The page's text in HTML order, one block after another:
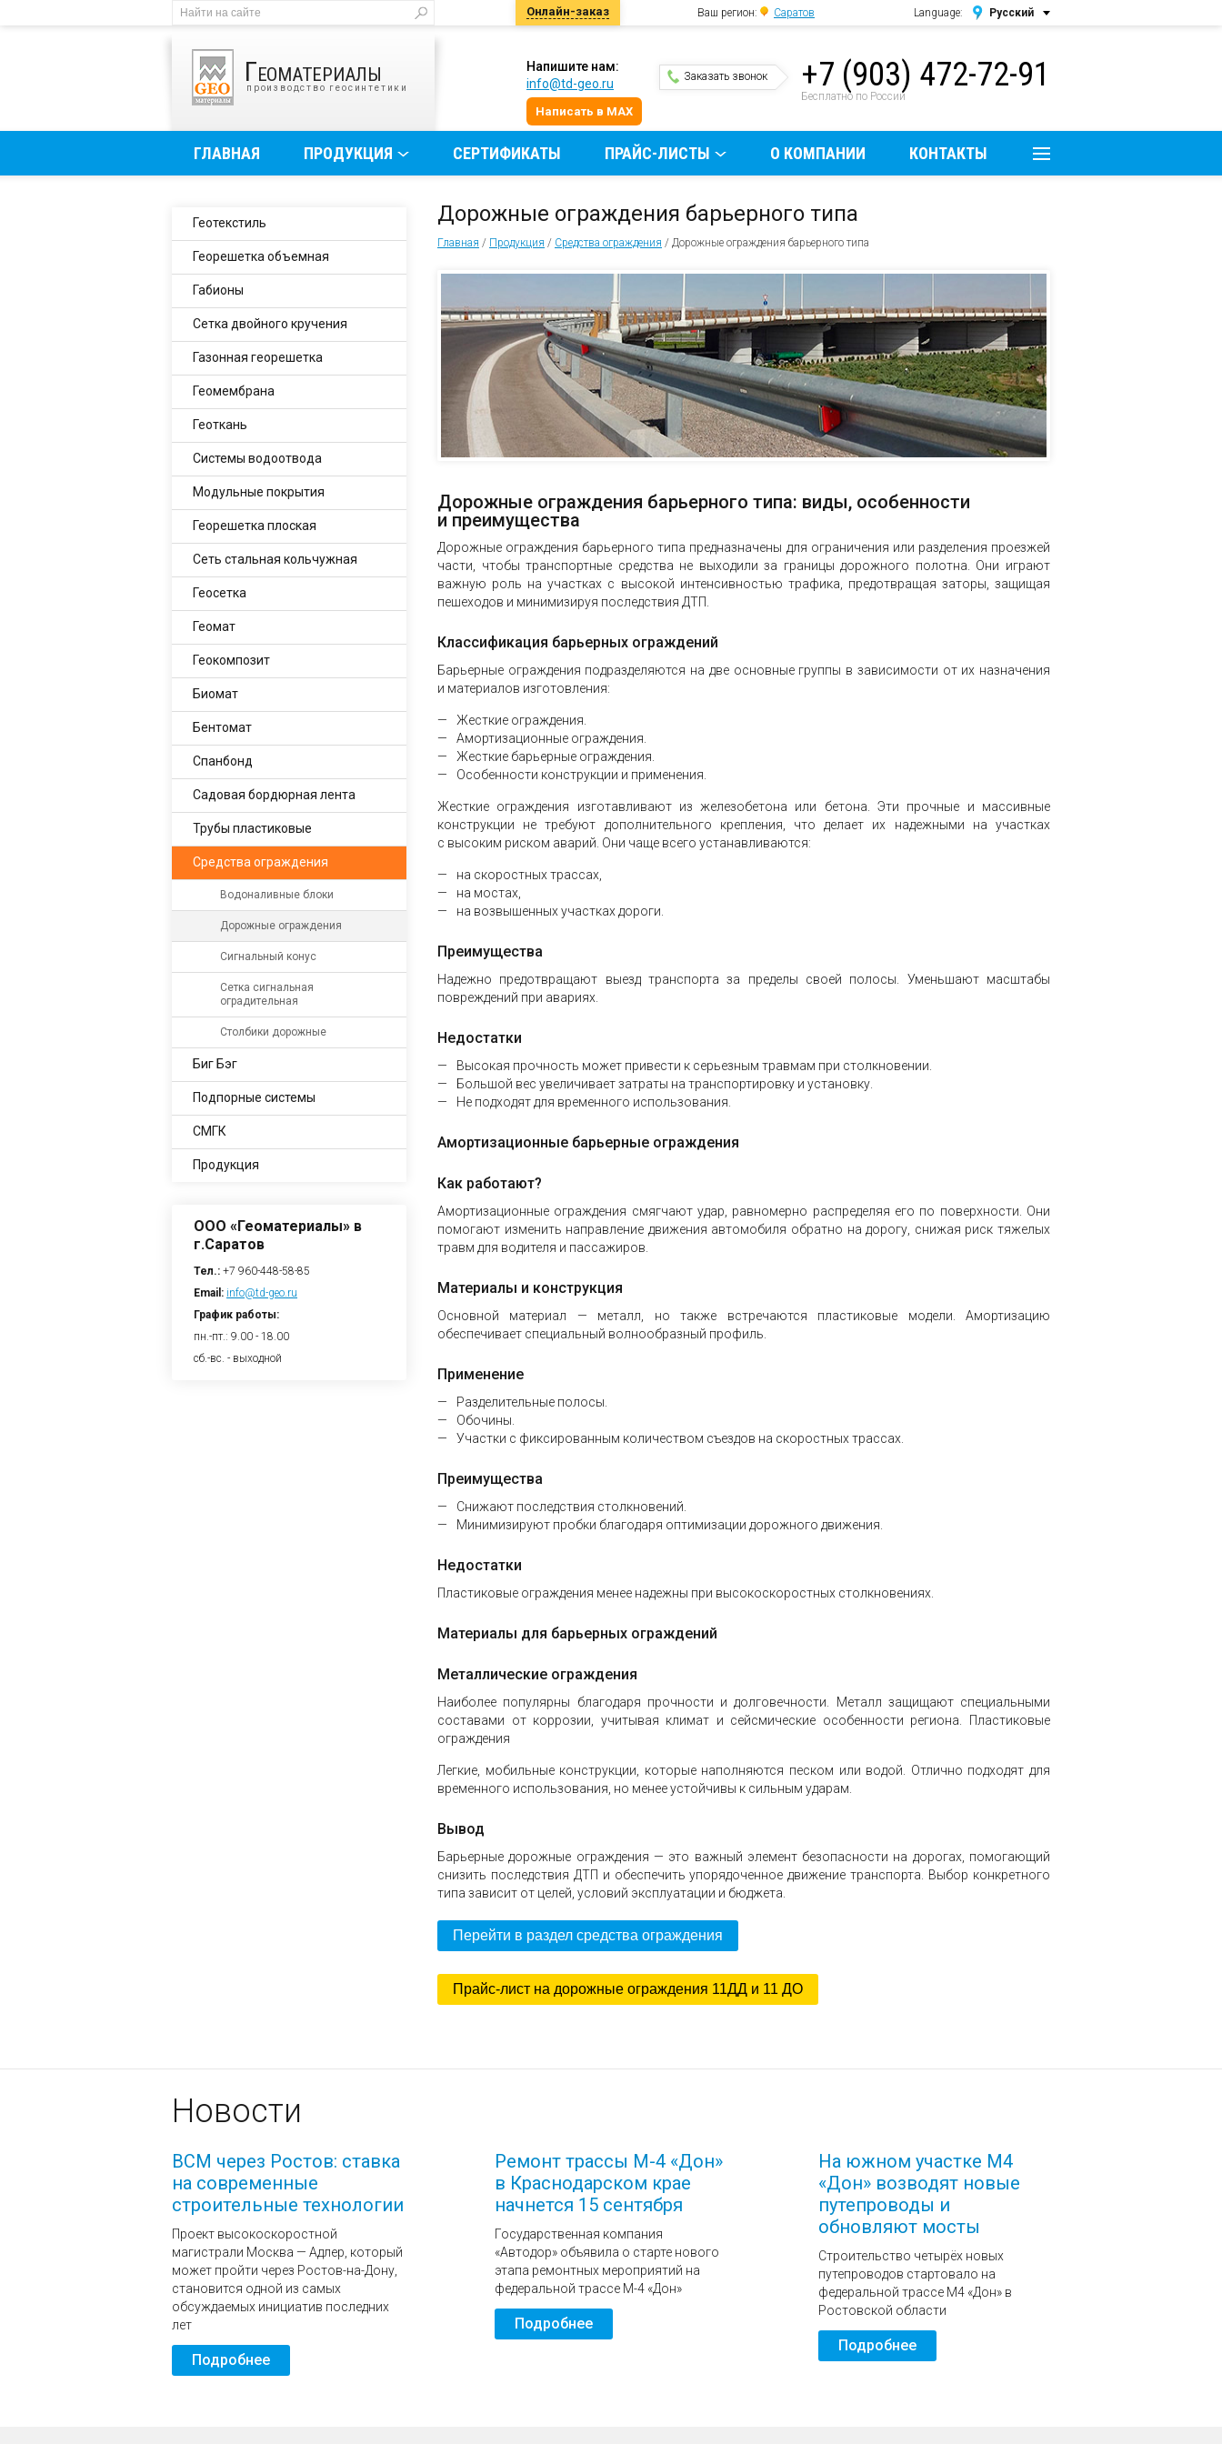
Онлайн-заказ Ваш регион: Саратов Language: Русский
English
+7 (903) 472-72-91
Бесплатно по России
Заказать звонок
Напишите нам:
info@td-geo.ru
Написать в MAX
Геоматериалы
производство геосинтетики
ГЛАВНАЯ ПРОДУКЦИЯ СЕРТИФИКАТЫ ПРАЙС-ЛИСТЫ О КОМПАНИИ КОНТАКТЫ
Дорожные ограждения барьерного типа
Главная / Продукция / Средства ограждения / Дорожные ограждения барьерного типа
Дорожные ограждения барьерного типа: виды, особенности
и преимущества
Дорожные ограждения барьерного типа предназначены для ограничения или разделения проезжей
части, чтобы транспортные средства не выходили за границы дорожного полотна. Они играют
важную роль на участках с высокой интенсивностью трафика, предотвращая заторы, защищая
пешеходов и минимизируя последствия ДТП.
Классификация барьерных ограждений
Барьерные ограждения подразделяются на две основные группы в зависимости от их назначения
и материалов изготовления:
Жесткие ограждения.
Амортизационные ограждения.
Жесткие барьерные ограждения.
Особенности конструкции и применения.
Жесткие ограждения изготавливают из железобетона или бетона. Эти прочные и массивные
конструкции не требуют дополнительного крепления, что делает их надежными на участках
с высоким риском аварий. Они чаще всего устанавливаются:
на скоростных трассах,
на мостах,
на возвышенных участках дороги.
Преимущества
Надежно предотвращают выезд транспорта за пределы своей полосы. Уменьшают масштабы
повреждений при авариях.
Недостатки
Высокая прочность может привести к серьезным травмам при столкновении.
Большой вес увеличивает затраты на транспортировку и установку.
Не подходят для временного использования.
Амортизационные барьерные ограждения
Как работают?
Амортизационные ограждения смягчают удар, равномерно распределяя его по поверхности. Они
помогают изменить направление движения автомобиля обратно на дорогу, снижая риск тяжелых
травм для водителя и пассажиров.
Материалы и конструкция
Основной материал — металл, но также встречаются пластиковые модели. Амортизацию
обеспечивает специальный волнообразный профиль.
Применение
Разделительные полосы.
Обочины.
Участки с фиксированным количеством съездов на скоростных трассах.
Преимущества
Снижают последствия столкновений.
Минимизируют пробки благодаря оптимизации дорожного движения.
Недостатки
Пластиковые ограждения менее надежны при высокоскоростных столкновениях.
Материалы для барьерных ограждений
Металлические ограждения
Наиболее популярны благодаря прочности и долговечности. Металл защищают специальными
составами от коррозии, учитывая климат и сейсмические особенности региона. Пластиковые
ограждения
Легкие, мобильные конструкции, которые наполняются песком или водой. Отлично подходят для
временного использования, но менее устойчивы к сильным ударам.
Вывод
Барьерные дорожные ограждения — это важный элемент безопасности на дорогах, помогающий
снизить последствия ДТП и обеспечить упорядоченное движение транспорта. Выбор конкретного
типа зависит от целей, условий эксплуатации и бюджета.
Перейти в раздел средства ограждения
Прайс-лист на дорожные ограждения 11ДД и 11 ДО
Геотекстиль
Георешетка объемная
Габионы
Сетка двойного кручения
Газонная георешетка
Геомембрана
Геоткань
Системы водоотвода
Модульные покрытия
Георешетка плоская
Сеть стальная кольчужная
Геосетка
Геомат
Геокомпозит
Биомат
Бентомат
Спанбонд
Садовая бордюрная лента
Трубы пластиковые
Средства ограждения
Водоналивные блоки
Дорожные ограждения
Сигнальный конус
Сетка сигнальная
оградительная
Столбики дорожные
Биг Бэг
Подпорные системы
СМГК
Продукция
ООО «Геоматериалы» в
г.Саратов
Тел.: +7 960-448-58-85
Email: info@td-geo.ru
График работы:
пн.-пт.: 9.00 - 18.00
сб.-вс. - выходной
Новости
ВСМ через Ростов: ставка
на современные
строительные технологии
Проект высокоскоростной
магистрали Москва — Адлер, который
может пройти через Ростов-на-Дону,
становится одной из самых
обсуждаемых инициатив последних
лет
Подробнее
Ремонт трассы М-4 «Дон»
в Краснодарском крае
начнется 15 сентября
Государственная компания
«Автодор» объявила о старте нового
этапа ремонтных мероприятий на
федеральной трассе М-4 «Дон»
Подробнее
На южном участке М4
«Дон» возводят новые
путепроводы и
обновляют мосты
Строительство четырёх новых
путепроводов стартовало на
федеральной трассе М4 «Дон» в
Ростовской области
Подробнее